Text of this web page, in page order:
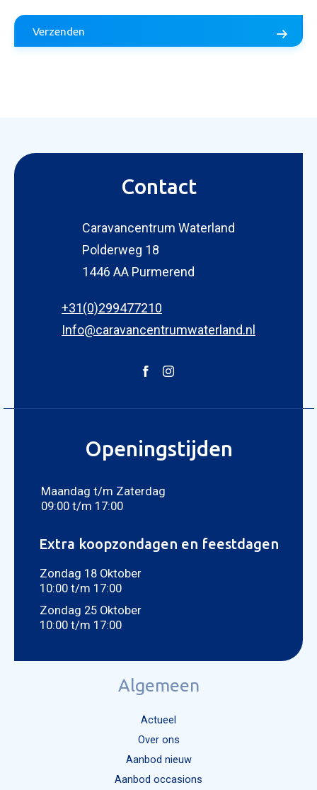
ONZE
Aanvraag inruilvoorstel
Selecteer uw foto
Mijn bericht versturen
Verzenden
Contact
Caravancentrum Waterland
Polderweg 18
1446 AA Purmerend
+31(0)299477210
Info@caravancentrumwaterland.nl
Openingstijden
Maandag t/m Zaterdag
09:00 t/m 17:00
Extra koopzondagen en feestdagen
Zondag 18 Oktober
10:00 t/m 17:00
Zondag 25 Oktober
10:00 t/m 17:00
Algemeen
Actueel
Over ons
Aanbod nieuw
Aanbod occasions